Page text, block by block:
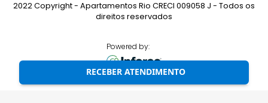
RECEBER ATENDIMENTO
2022 Copyright - Apartamentos Rio CRECI 009058 J - Todos os
direitos reservados
Powered by: